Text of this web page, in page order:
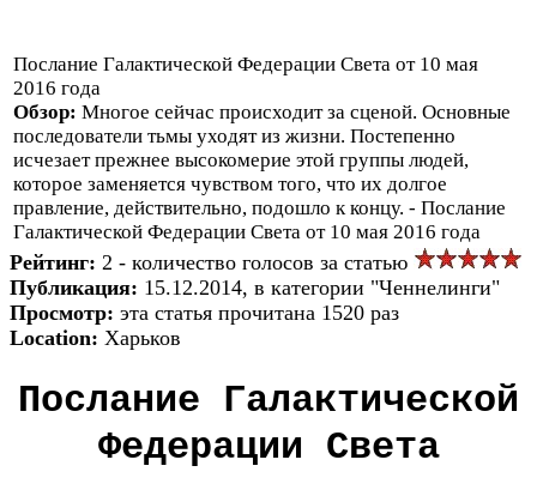
Послание Галактической Федерации Света от 10 мая
2016 года
Обзор: Многое сейчас происходит за сценой. Основные
последователи тьмы уходят из жизни. Постепенно
исчезает прежнее высокомерие этой группы людей,
которое заменяется чувством того, что их долгое
правление, действительно, подошло к концу. - Послание
Галактической Федерации Света от 10 мая 2016 года
Рейтинг: 2 - количество голосов за статью
Публикация: 15.12.2014, в категории "Ченнелинги"
Просмотр: эта статья прочитана 1520 раз
Location: Харьков
Послание Галактической
Федерации Света